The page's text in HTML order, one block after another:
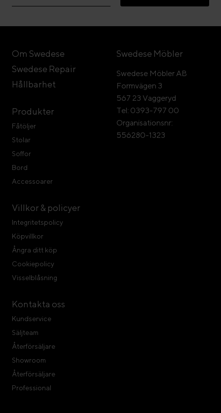
Om Swedese
Swedese Repair
Hållbarhet
Produkter
Fåtöljer
Stolar
Soffor
Bord
Accessoarer
Villkor & policyer
Integritetspolicy
Köpvillkor
Ångra ditt köp
Cookiepolicy
Visselblåsning
Kontakta oss
Kundservice
Säljteam
Återförsäljare
Showroom
Återförsäljare
Professional
Swedese Möbler
Swedese Möbler AB
Formvägen 3
567 23 Vaggeryd
Tel: 0393-797 00
Organisationsnr:
556280-1323